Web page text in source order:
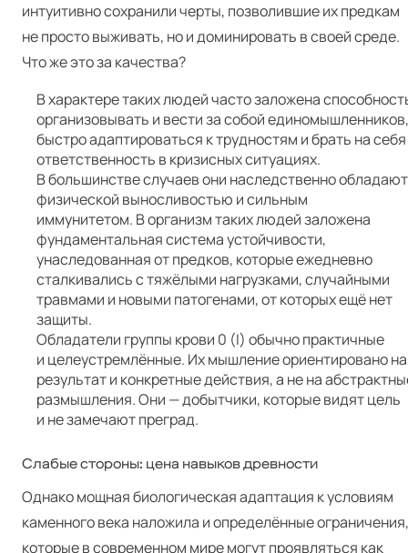
интуитивно сохранили черты, позволившие их предкам
не просто выживать, но и доминировать в своей среде.
Что же это за качества?
В характере таких людей часто заложена
организовывать и вести за собой единомышленников,
быстро адаптироваться к трудностям и брать на себя
ответственность в кризисных ситуациях.
В большинстве случаев они наследственно обладают
физической выносливостью и сильным
иммунитетом. В организм таких людей заложена
фундаментальная система устойчивости,
унаследованная от предков, которые ежедневно
сталкивались с тяжёлыми нагрузками, случайными
травмами и новыми патогенами, от которых ещё нет
защиты.
Обладатели группы крови 0 (I) обычно практичные
и целеустремлённые. Их мышление ориентировано на
результат и конкретные действия, а не на
размышления. Они — добытчики, которые видят цель
и не замечают преград.
Слабые стороны: цена навыков древности
Однако мощная биологическая адаптация к условиям
каменного века наложила и определённые ограничения,
которые в современном мире могут проявляться как